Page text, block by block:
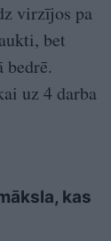
virzījos pa
bet
uz 4 darba
kas